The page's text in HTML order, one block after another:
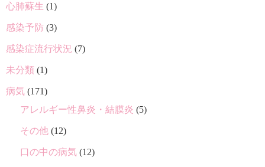
心肺蘇生 (1)
感染予防 (3)
感染症流行状況 (7)
未分類 (1)
病気 (171)
アレルギー性鼻炎・結膜炎 (5)
その他 (12)
口の中の病気 (12)